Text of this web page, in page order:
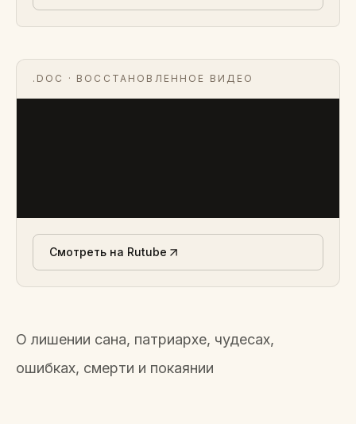
.DOC · ВОССТАНОВЛЕННОЕ ВИДЕО
Смотреть на Rutube
О лишении сана, патриархе, чудесах,
ошибках, смерти и покаянии